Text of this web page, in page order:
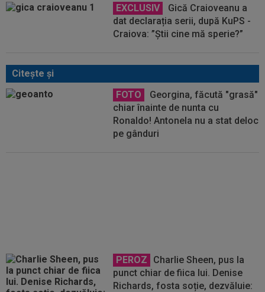
EXCLUSIV
Gică Craioveanu a
dat declarația serii, după KuPS -
Craiova: ”Știi cine mă sperie?”
Citeşte şi
FOTO
Georgina, făcută "grasă"
chiar înainte de nunta cu
Ronaldo! Antonela nu a stat deloc
pe gânduri
PEROZ
Charlie Sheen, pus la
punct chiar de fiica lui. Denise
Richards, fosta soție, dezvăluie: